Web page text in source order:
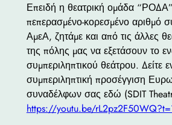
Επειδή η θεατρική ομάδα “ΡΟΔΑ”
πεπερασμένο-κορεσμένο αριθμό
ΑμεΑ, ζητάμε και από τις άλλες
της πόλης μας να εξετάσουν το
συμπεριληπτικού θεάτρου. Δείτε
συμπεριληπτική προσέγγιση
συναδέλφων σας εδώ (SDIT
https://youtu.be/